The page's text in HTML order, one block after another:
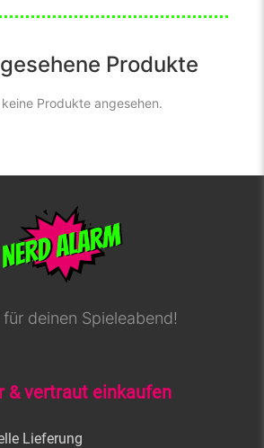
Produkte
Produkte angesehen.
für deinen Spieleabend!
& vertraut einkaufen
Lieferung